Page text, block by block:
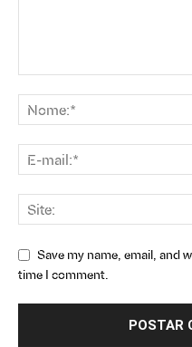
Save my name, email, and
time I comment.